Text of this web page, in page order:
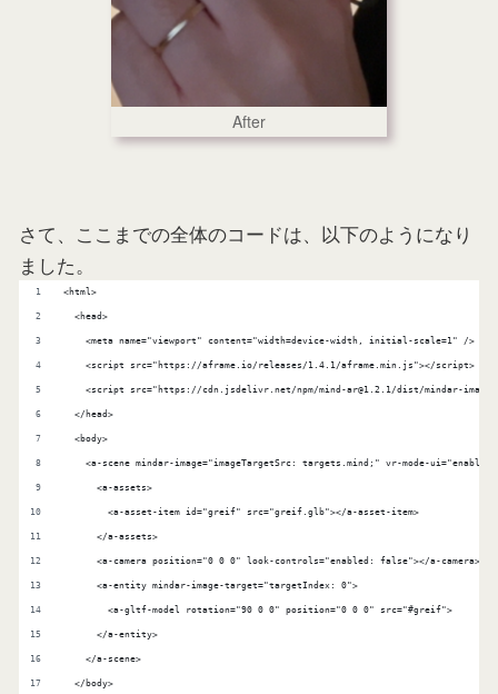
After
さて、ここまでの全体のコードは、以下のようになり
ました。
<html>
  <head>
    <meta name="viewport" content="width=device-width, initial-scale=1" />
    <script src="https://aframe.io/releases/1.4.1/aframe.min.js"></script>
<script src="https://cdn.jsdelivr.net/npm/mind-ar@1.2.1/dist/mindar-
  </head>
  <body>
<a-scene mindar-image="imageTargetSrc: targets.mind;" vr-mode-
      <a-assets>
        <a-asset-item id="greif" src="greif.glb"></a-asset-item>
      </a-assets>
      <a-camera position="0 0 0" look-controls="enabled: false"></a-camera>
      <a-entity mindar-image-target="targetIndex: 0">
        <a-gltf-model rotation="90 0 0" position="0 0 0" src="#greif">
      </a-entity>
    </a-scene>
  </body>